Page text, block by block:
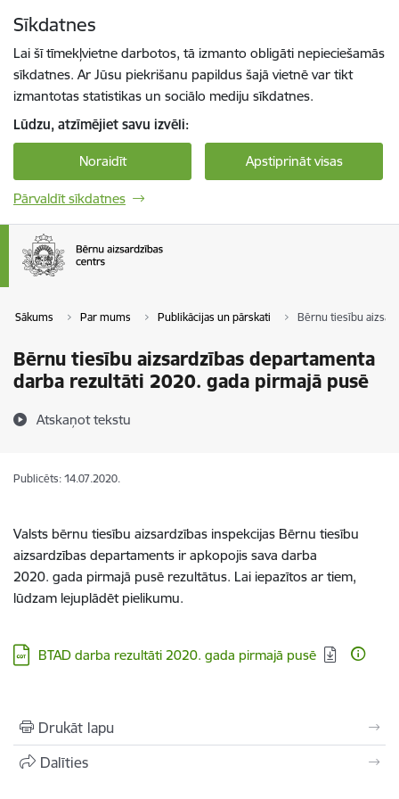
Sīkdatnes
Lai šī tīmekļvietne darbotos, tā izmanto obligāti nepieciešamās
sīkdatnes. Ar Jūsu piekrišanu papildus šajā vietnē var tikt
izmantotas statistikas un sociālo mediju sīkdatnes.
Lūdzu, atzīmējiet savu izvēli:
Noraidīt Apstiprināt visas
Pārvaldīt sīkdatnes
Sākums Par mums Publikācijas un pārskati Bērnu tiesību
Bērnu tiesību aizsardzības departamenta
darba rezultāti 2020. gada pirmajā pusē
Atskaņot tekstu
Publicēts: 14.07.2020.
Valsts bērnu tiesību aizsardzības inspekcijas Bērnu tiesību
aizsardzības departaments ir apkopojis sava darba
2020. gada pirmajā pusē rezultātus. Lai iepazītos ar tiem,
lūdzam lejuplādēt pielikumu.
Lejupielādēt:
BTAD darba rezultāti 2020. gada pirmajā pusē
Drukāt lapu
Dalīties